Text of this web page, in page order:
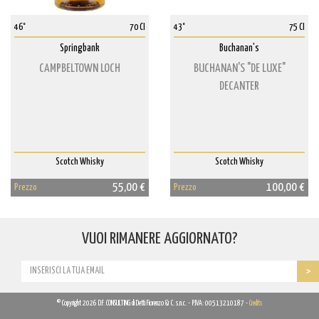
46° 70 Cl
Springbank
CAMPBELTOWN LOCH
Scotch Whisky
Prezzo 55,00 €
43° 75 Cl
Buchanan's
BUCHANAN'S "DE LUXE"
DECANTER
Scotch Whisky
Prezzo 100,00 €
VUOI RIMANERE AGGIORNATO?
© Copyright 2026 D.F. CONSULTING di Detti Fiorenzo & C. s.n.c. - P.IVA: 00513210187 - Credits